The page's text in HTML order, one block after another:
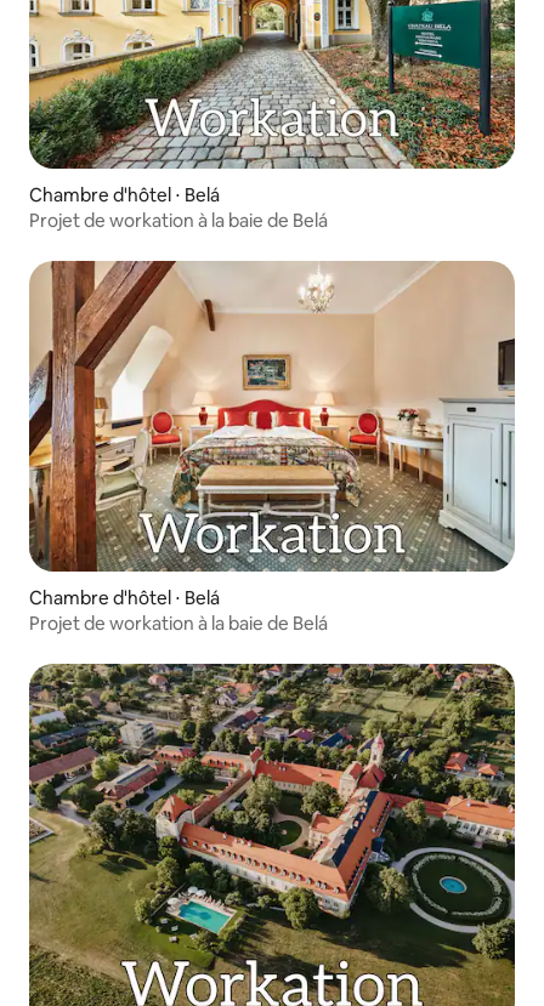
Chambre d'hôtel ⋅ Belá
Projet de workation à la baie de Belá
Chambre d'hôtel ⋅ Belá
Projet de workation à la baie de Belá